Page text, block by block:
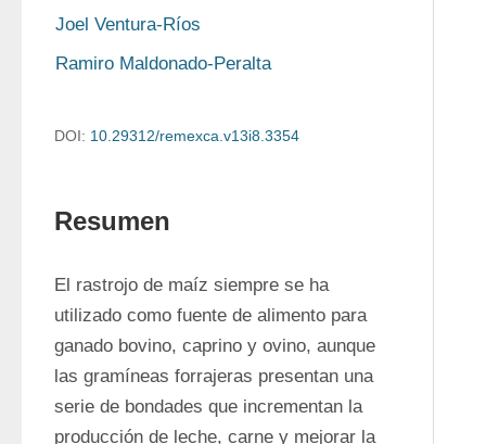
Joel Ventura-Ríos
Ramiro Maldonado-Peralta
DOI: 10.29312/remexca.v13i8.3354
Resumen
El rastrojo de maíz siempre se ha
utilizado como fuente de alimento para
ganado bovino, caprino y ovino, aunque
las gramíneas forrajeras presentan una
serie de bondades que incrementan la
producción de leche, carne y mejorar la